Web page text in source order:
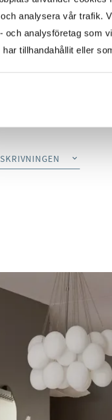
analysera vår trafik.
och analysföretag som
har tillhandahållit eller
promenad från
bussar. Härifrån nås
så kan man utefter
vägen in till
som erbjuder gym,
flygplats ligger ca 7-8
flygbussar.